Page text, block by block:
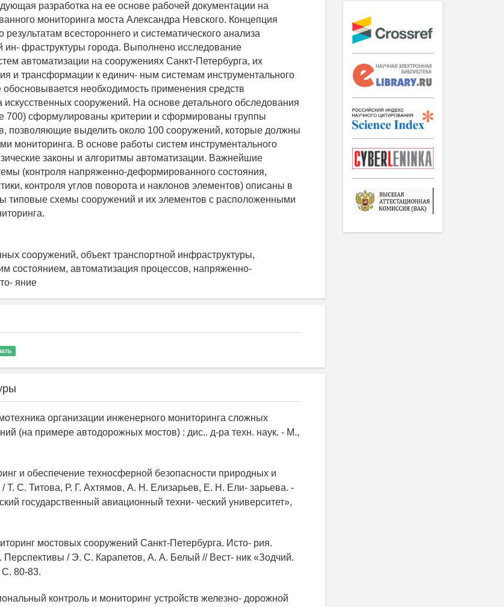
разработка на ее основе рабочей документации на
мониторинга моста Александра Невского. Концепция
всестороннего и систематического анализа
ин- фраструктуры города. Выполнено исследование
автоматизации на сооружениях Санкт-Петербурга, их
и трансформации к единич- ным системам инструментального
необходимость применения средств
искусственных сооружений. На основе детального обследования
700) сформулированы критерии и сформированы группы
позволяющие выделить около 100 сооружений, которые должны
мониторинга. В основе работы систем инструментального
законы и алгоритмы автоматизации. Важнейшие
(контроля напряженно-деформированного состояния,
контроля углов поворота и наклонов элементов) описаны в
типовые схемы сооружений и их элементов с расположенными
сооружений, объект транспортной инфраструктуры,
состоянием, автоматизация процессов, напряженно-
яние
организации инженерного мониторинга сложных
(на примере автодорожных мостов) : дис.. д-ра техн. наук. - М.,
и обеспечение техносферной безопасности природных и
Т. С. Титова, Р. Г. Ахтямов, А. Н. Елизарьев, Е. Н. Ели- зарьева. -
государственный авиационный техни- ческий университет»,
мостовых сооружений Санкт-Петербурга. Исто- рия.
/ Э. С. Карапетов, А. А. Белый // Вест- ник «Зодчий.
80-83.
контроль и мониторинг устройств железно- дорожной